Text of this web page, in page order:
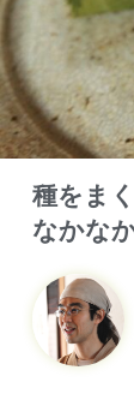
種をま
なかな